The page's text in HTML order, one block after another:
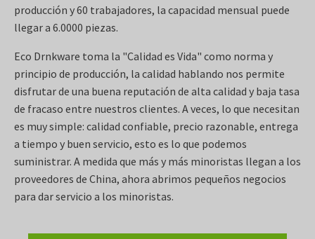
producción y 60 trabajadores, la capacidad mensual puede
llegar a 6.0000 piezas.
Eco Drnkware toma la "Calidad es Vida" como norma y
principio de producción, la calidad hablando nos permite
disfrutar de una buena reputación de alta calidad y baja tasa
de fracaso entre nuestros clientes. A veces, lo que necesitan
es muy simple: calidad confiable, precio razonable, entrega
a tiempo y buen servicio, esto es lo que podemos
suministrar. A medida que más y más minoristas llegan a los
proveedores de China, ahora abrimos pequeños negocios
para dar servicio a los minoristas.